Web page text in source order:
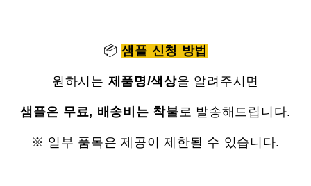
📦샘플 신청 방법
원하시는 제품명/색상을 알려주시면
샘플은 무료, 배송비는 착불로 발송해드립니다.
※ 일부 품목은 제공이 제한될 수 있습니다.